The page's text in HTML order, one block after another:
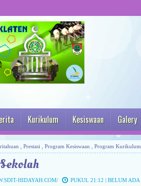
Kurikulum Kesiswaan Galery
Prestasi Program Kesiswaan Program Kurikulum
HIDAYAH.COM/ PUKUL 21:12 | BELUM ADA